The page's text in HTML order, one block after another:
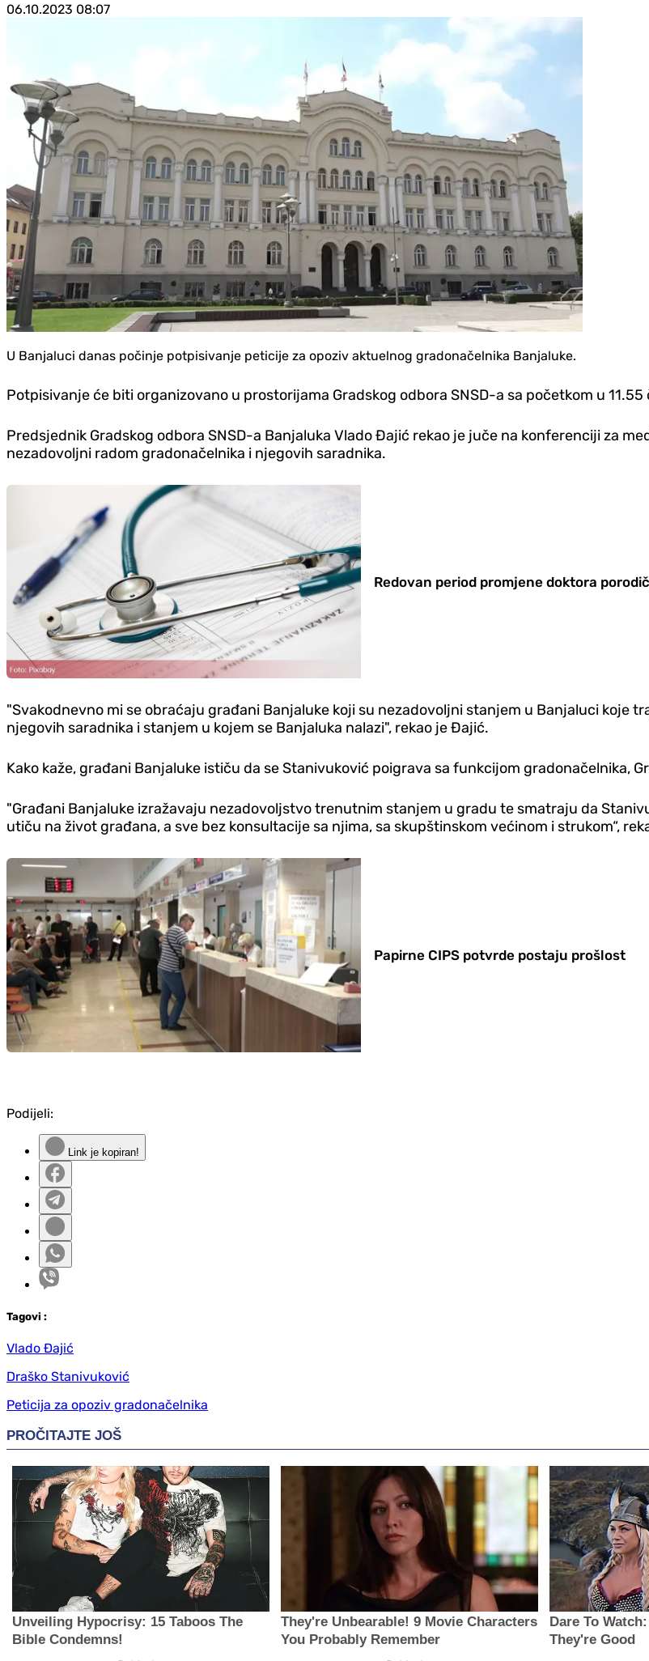
06.10.2023 08:07
U Banjaluci danas počinje potpisivanje peticije za opoziv aktuelnog gradonačelnika Banjaluke.
Potpisivanje će biti organizovano u prostorijama Gradskog odbora SNSD-a sa početkom u 11.55
Predsjednik Gradskog odbora SNSD-a Banjaluka Vlado Đajić rekao je juče na konferenciji za
nezadovoljni radom gradonačelnika i njegovih saradnika.
Redovan period promjene doktora
"Svakodnevno mi se obraćaju građani Banjaluke koji su nezadovoljni stanjem u Banjaluci koje
njegovih saradnika i stanjem u kojem se Banjaluka nalazi", rekao je Đajić.
Kako kaže, građani Banjaluke ističu da se Stanivuković poigrava sa funkcijom gradonačelnika,
"Građani Banjaluke izražavaju nezadovoljstvo trenutnim stanjem u gradu te smatraju da
utiču na život građana, a sve bez konsultacije sa njima, sa skupštinskom većinom i strukom“,
Papirne CIPS potvrde postaju prošlost
Podijeli:
Link je kopiran!
Tagovi :
Vlado Đajić
Draško Stanivuković
Peticija za opoziv gradonačelnika